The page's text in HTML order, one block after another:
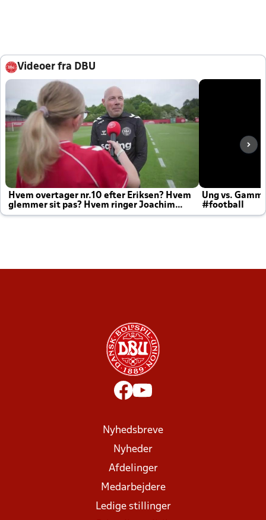
Videoer fra DBU
Hvem overtager nr.10 efter Eriksen? Hvem
glemmer sit pas? Hvem ringer Joachim
altid til efter kampe?
Ung vs.
#football
Nyhedsbreve
Nyheder
Afdelinger
Medarbejdere
Ledige stillinger